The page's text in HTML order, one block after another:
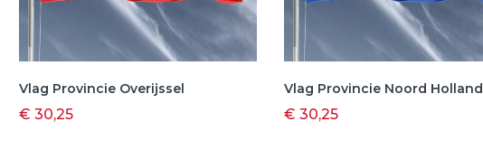
Vlag Provincie Overijssel
€ 30,25
Vlag Provincie Noord Holland
€ 30,25